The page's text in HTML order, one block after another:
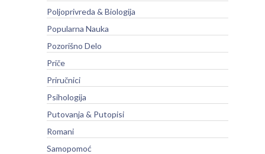
Poljoprivreda & Biologija
Popularna Nauka
Pozorišno Delo
Priče
Priručnici
Psihologija
Putovanja & Putopisi
Romani
Samopomoć